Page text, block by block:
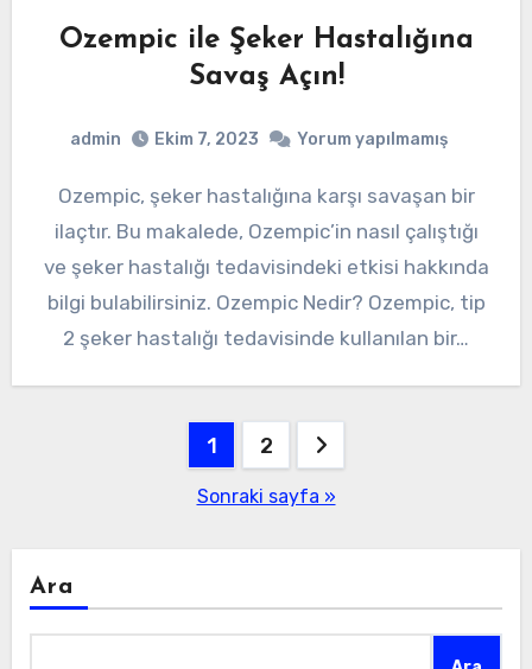
Ozempic ile Şeker Hastalığına
Savaş Açın!
admin Ekim 7, 2023 Yorum yapılmamış
Ozempic, şeker hastalığına karşı savaşan bir
ilaçtır. Bu makalede, Ozempic’in nasıl çalıştığı
ve şeker hastalığı tedavisindeki etkisi hakkında
bilgi bulabilirsiniz. Ozempic Nedir? Ozempic, tip
2 şeker hastalığı tedavisinde kullanılan bir…
sayfalaması
1 2
Sonraki sayfa »
Ara